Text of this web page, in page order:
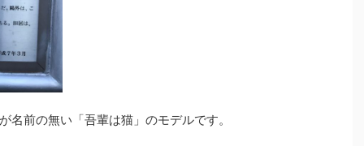
前の無い「吾輩は猫」のモデルです。